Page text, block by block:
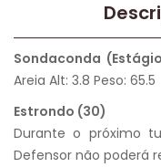
Sondaconda
Areia Alt: 3.8 Peso: 65.5
Estrondo (30)
Durante o próximo
Defensor não poderá